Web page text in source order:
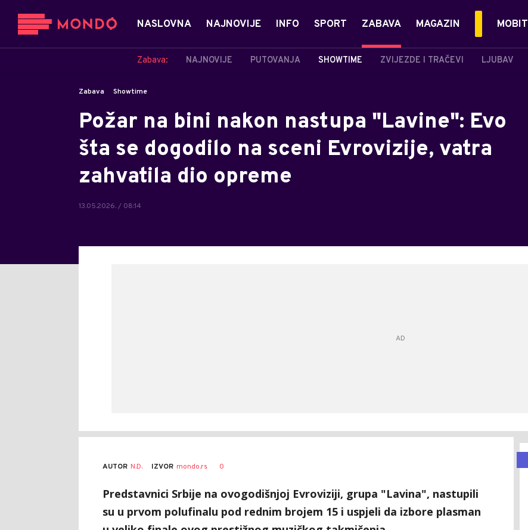
NASLOVNA NAJNOVIJE INFO SPORT ZABAVA
Zabava: NAJNOVIJE PUTOVANJA SHOWTIME ZVIJEZDE I TRAČEVI LJUBAV
MAGAZIN MOBIT
Zabava Showtime
Požar na bini nakon nastupa "Lavine": Evo
šta se dogodilo na sceni Evrovizije, vatra
zahvatila dio opreme
13.05.2026. / 08:14
AUTOR N.D. IZVOR mondo.rs 0
Predstavnici Srbije na ovogodišnjoj Evroviziji, grupa "Lavina", nastupili
su u prvom polufinalu pod rednim brojem 15 i uspjeli da izbore plasman